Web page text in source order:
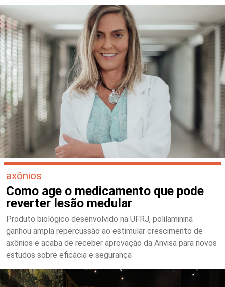
axônios
Como age o medicamento que pode
reverter lesão medular
Produto biológico desenvolvido na UFRJ, polilaminina
ganhou ampla repercussão ao estimular crescimento de
axônios e acaba de receber aprovação da Anvisa para novos
estudos sobre eficácia e segurança